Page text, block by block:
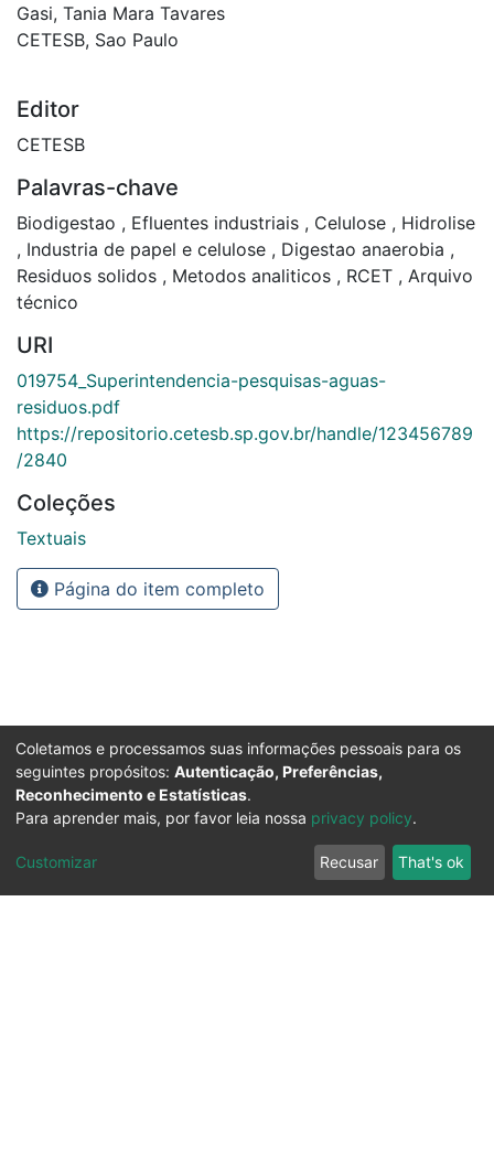
Gasi, Tania Mara Tavares
CETESB, Sao Paulo
Editor
CETESB
Palavras-chave
Biodigestao , Efluentes industriais , Celulose , Hidrolise
, Industria de papel e celulose , Digestao anaerobia ,
Residuos solidos , Metodos analiticos , RCET , Arquivo
técnico
URI
019754_Superintendencia-pesquisas-aguas-
residuos.pdf
https://repositorio.cetesb.sp.gov.br/handle/123456789
/2840
Coleções
Textuais
Página do item completo
Coletamos e processamos suas informações pessoais para os
seguintes propósitos: Autenticação, Preferências,
Reconhecimento e Estatísticas.
Para aprender mais, por favor leia nossa privacy policy.
Customizar Recusar That's ok